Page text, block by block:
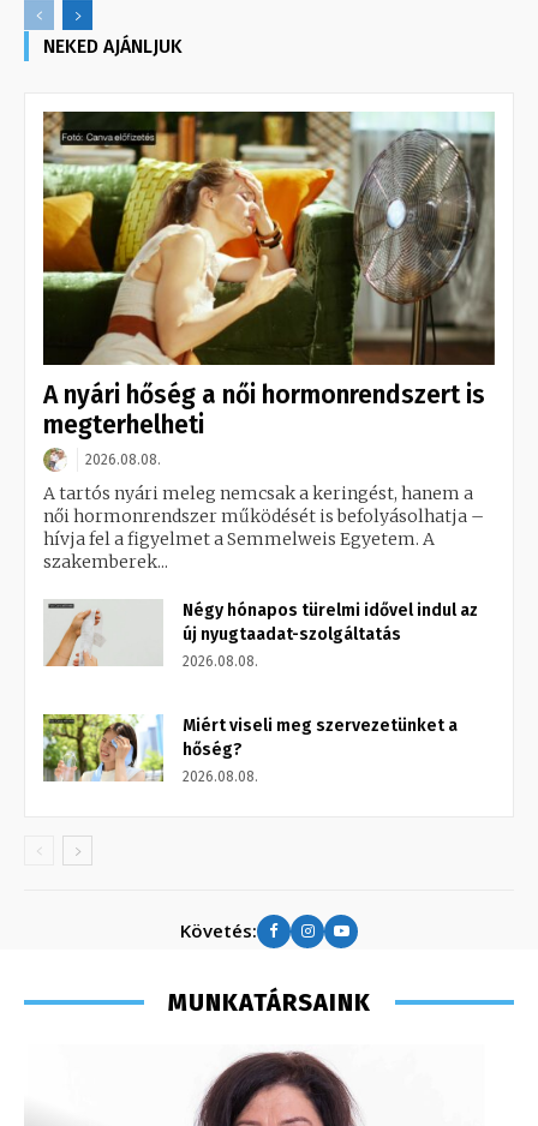
NEKED AJÁNLJUK
A nyári hőség a női hormonrendszert is
megterhelheti
2026.08.08.
A tartós nyári meleg nemcsak a keringést, hanem a
női hormonrendszer működését is befolyásolhatja –
hívja fel a figyelmet a Semmelweis Egyetem. A
szakemberek...
Négy hónapos türelmi idővel indul az
új nyugtaadat-szolgáltatás
2026.08.08.
Miért viseli meg szervezetünket a
hőség?
2026.08.08.
Követés:
MUNKATÁRSAINK